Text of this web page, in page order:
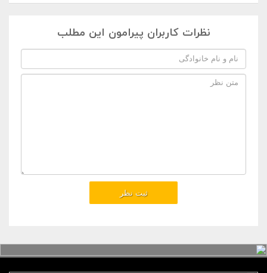
نظرات کاربران پیرامون این مطلب